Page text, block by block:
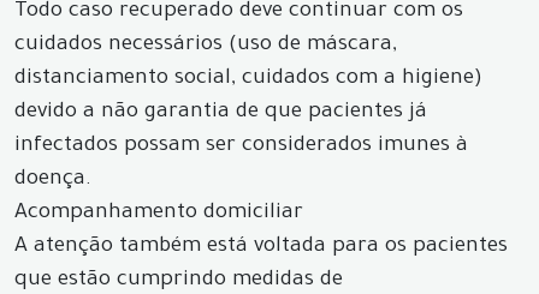
Todo caso recuperado deve continuar com os
cuidados necessários (uso de máscara,
distanciamento social, cuidados com a higiene)
devido a não garantia de que pacientes já
infectados possam ser considerados imunes à
doença.
Acompanhamento domiciliar
A atenção também está voltada para os pacientes
que estão cumprindo medidas de